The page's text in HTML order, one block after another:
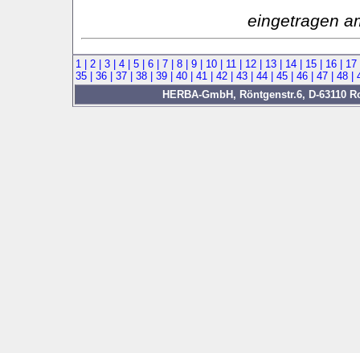
eingetragen
1 | 2 | 3 | 4 | 5 | 6 | 7 | 8 | 9 | 10 | 11 | 12 | 13 | 14 | 15 | 16 |
35 | 36 | 37 | 38 | 39 | 40 | 41 | 42 | 43 | 44 | 45 | 46 | 47 | 48 |
HERBA-GmbH, Röntgenstr.6, D-63110